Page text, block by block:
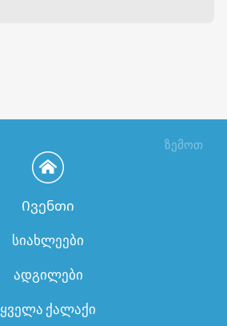
ზემოთ
Ივენთი
სიახლეები
ადგილები
ყველა ქალაქი